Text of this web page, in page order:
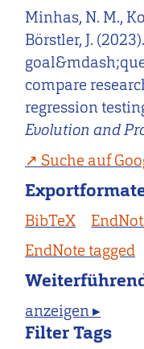
Minhas, N. M.,
Börstler, J.
compare
regression
Evolution and
Suche auf
BibTeX
EndNote tagged
anzeigen ▸
Filter Tags